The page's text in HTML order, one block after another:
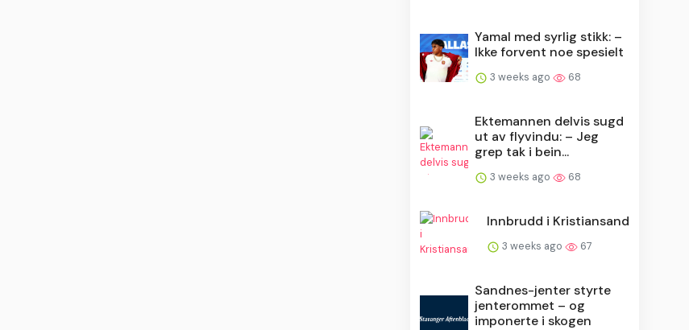
Yamal med syrlig stikk: –
Ikke forvent noe spesielt
3 weeks ago 68
Ektemannen delvis sugd
ut av flyvindu: – Jeg
grep tak i bein...
3 weeks ago 68
Innbrudd i Kristiansand
3 weeks ago 67
Sandnes-jenter styrte
jenterommet – og
imponerte i skogen